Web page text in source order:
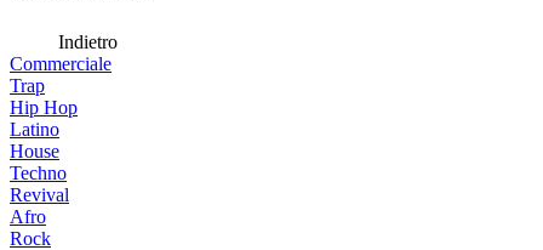
Indietro
Commerciale
Trap
Hip Hop
Latino
House
Techno
Revival
Afro
Rock